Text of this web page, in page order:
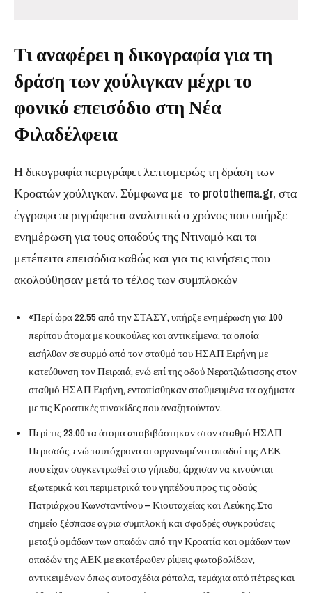
Τι αναφέρει η δικογραφία για τη
δράση των χούλιγκαν μέχρι το
φονικό επεισόδιο στη Νέα
Φιλαδέλφεια
Η δικογραφία περιγράφει λεπτομερώς τη δράση των
Κροατών χούλιγκαν. Σύμφωνα με το protothema.gr, στα
έγγραφα περιγράφεται αναλυτικά ο χρόνος που υπήρξε
ενημέρωση για τους οπαδούς της Ντιναμό και τα
μετέπειτα επεισόδια καθώς και για τις κινήσεις που
ακολούθησαν μετά το τέλος των συμπλοκών
«Περί ώρα 22.55 από την ΣΤΑΣΥ, υπήρξε ενημέρωση για 100
περίπου άτομα με κουκούλες και αντικείμενα, τα οποία
εισήλθαν σε συρμό από τον σταθμό του ΗΣΑΠ Ειρήνη με
κατεύθυνση τον Πειραιά, ενώ επί της οδού Νερατζιώτισσης στον
σταθμό ΗΣΑΠ Ειρήνη, εντοπίσθηκαν σταθμευμένα τα οχήματα
με τις Κροατικές πινακίδες που αναζητούνταν.
Περί τις 23.00 τα άτομα αποβιβάστηκαν στον σταθμό ΗΣΑΠ
Περισσός, ενώ ταυτόχρονα οι οργανωμένοι οπαδοί της ΑΕΚ
που είχαν συγκεντρωθεί στο γήπεδο, άρχισαν να κινούνται
εξωτερικά και περιμετρικά του γηπέδου προς τις οδούς
Πατριάρχου Κωνσταντίνου – Κιουταχείας και Λεύκης.Στο
σημείο ξέσπασε αγρια συμπλοκή και σφοδρές συγκρούσεις
μεταξύ ομάδων των οπαδών από την Κροατία και ομάδων των
οπαδών της ΑΕΚ με εκατέρωθεν ρίψεις φωτοβολίδων,
αντικειμένων όπως αυτοσχέδια ρόπαλα, τεμάχια από πέτρες και